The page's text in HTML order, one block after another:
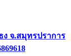
ง จ.สมุทรปราการ